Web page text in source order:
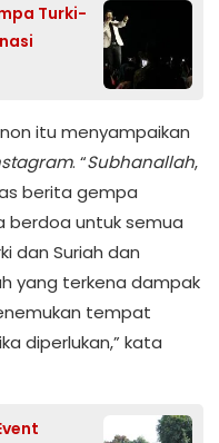
Turki-
itu menyampaikan
. “Subhanallah,
berita gempa
berdoa untuk semua
dan Suriah dan
yang terkena dampak
tempat
diperlukan,” kata